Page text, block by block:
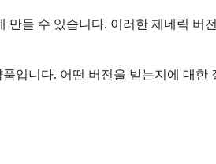
들 수 있습니다. 이러한 제네릭 버
입니다. 어떤 버전을 받는지에 대